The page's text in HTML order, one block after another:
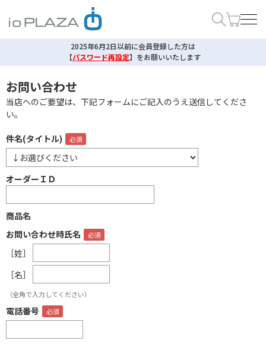
2025年6月2日以前に会員登録した方は
【パスワード再設定】 をお願いいたします
お問い合わせ
当店へのご要望は、下記フォームにご記入のうえ送信してくださ
い。
件名(タイトル)
オーダーＩＤ
商品名
お問い合わせ時氏名
［姓］
［名］
（全角で入力してください）
電話番号